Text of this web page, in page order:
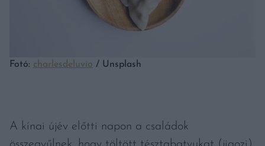
Fotó: charlesdeluvio / Unsplash
A kínai újév előtti napon a családok